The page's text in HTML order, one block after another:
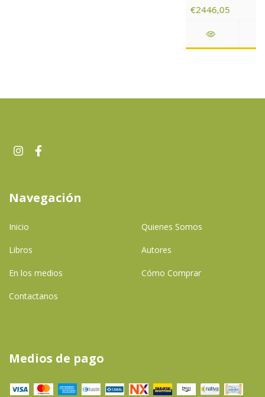
€2446,05
Navegación
Inicio Quienes Somos
Libros Autores
En los medios Cómo Comprar
Contactanos
Medios de pago